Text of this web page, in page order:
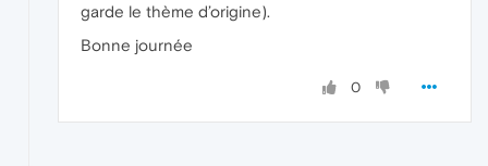
garde le thème d’origine).
Bonne journée
0